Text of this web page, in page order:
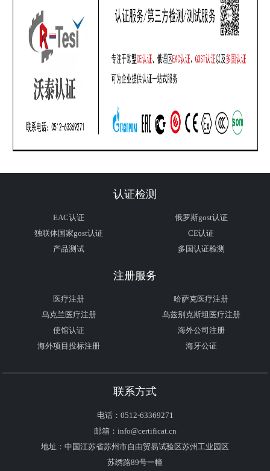
认证检测
EAC认证
俄罗斯gost认证
独联体国家gost认证
CE认证
产品测试
多国认证检测
注册服务
医疗注册
哈萨克医疗注册
乌克兰医疗注册
乌兹别克斯坦医疗注册
使馆认证
海外公司注册
海外项目投标注册
海牙公证
联系方式
电话：0512-63369271
邮箱：info@certificat.cn
地址：中国江苏省苏州市自由贸易试验区苏州工业园区
苏绣路89号一幢